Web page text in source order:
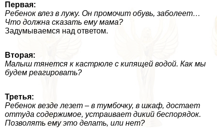
Первая:
Ребенок влез в лужу. Он промочит обувь, заболеет…
Что должна сказать ему мама?
Задумываемся над ответом.
Вторая:
Малыш тянется к кастрюле с кипящей водой. Как мы
будем реагировать?
Третья:
Ребенок везде лезет – в тумбочку, в шкаф, достает
оттуда содержимое, устраивает дикий беспорядок.
Позволять ему это делать, или нет?